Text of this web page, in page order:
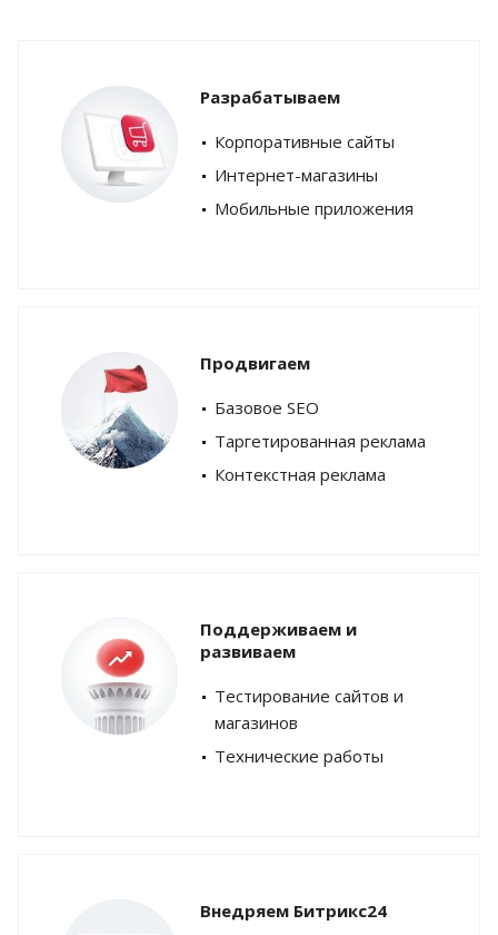
Разрабатываем
Корпоративные сайты
Интернет-магазины
Мобильные приложения
Продвигаем
Базовое SEO
Таргетированная реклама
Контекстная реклама
Поддерживаем и
развиваем
Тестирование сайтов и
магазинов
Технические работы
Внедряем Битрикс24